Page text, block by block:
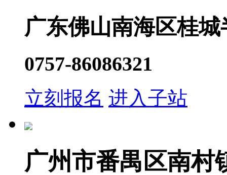
广东佛山南海区桂
0757-86086321
立刻报名 进入子站
广州市番禺区南村